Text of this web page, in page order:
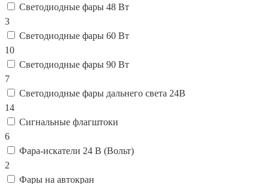
Светодиодные фары 48 Вт
3
Светодиодные фары 60 Вт
10
Светодиодные фары 90 Вт
7
Светодиодные фары дальнего света 24В
14
Сигнальные флагштоки
6
Фара-искатели 24 В (Вольт)
2
Фары на автокран